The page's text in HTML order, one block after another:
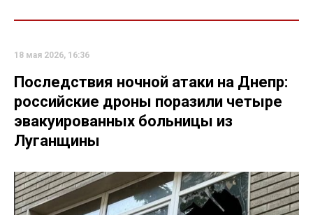
18 мая 2026, 16:36
Последствия ночной атаки на Днепр:
российские дроны поразили четыре
эвакуированных больницы из
Луганщины